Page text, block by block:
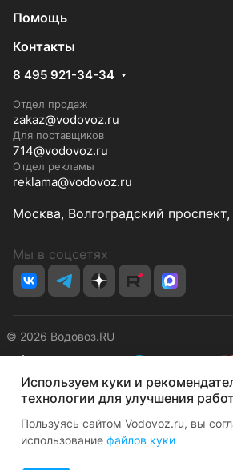
Помощь
Контакты
8 495 921-34-34
Отдел продаж
zakaz@vodovoz.ru
Для поставщиков
714@vodovoz.ru
Отдел рекламы
reklama@vodovoz.ru
Москва, Волгоградский
Мы в соцсетях
© 2026 Водовоз.RU
КонфиденциальностьОферта
Используем куки и
технологии для улучшения
Пользуясь сайтом Vodovoz.ru, вы
использование файлов куки